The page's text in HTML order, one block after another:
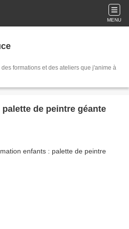
MENU
formations et des ateliers que j'anime à
de peintre géante